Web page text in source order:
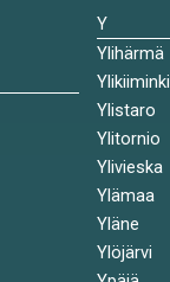
Y
Ylihärmä
Ylikiiminki
Ylistaro
Ylitornio
Ylivieska
Ylämaa
Yläne
Ylöjärvi